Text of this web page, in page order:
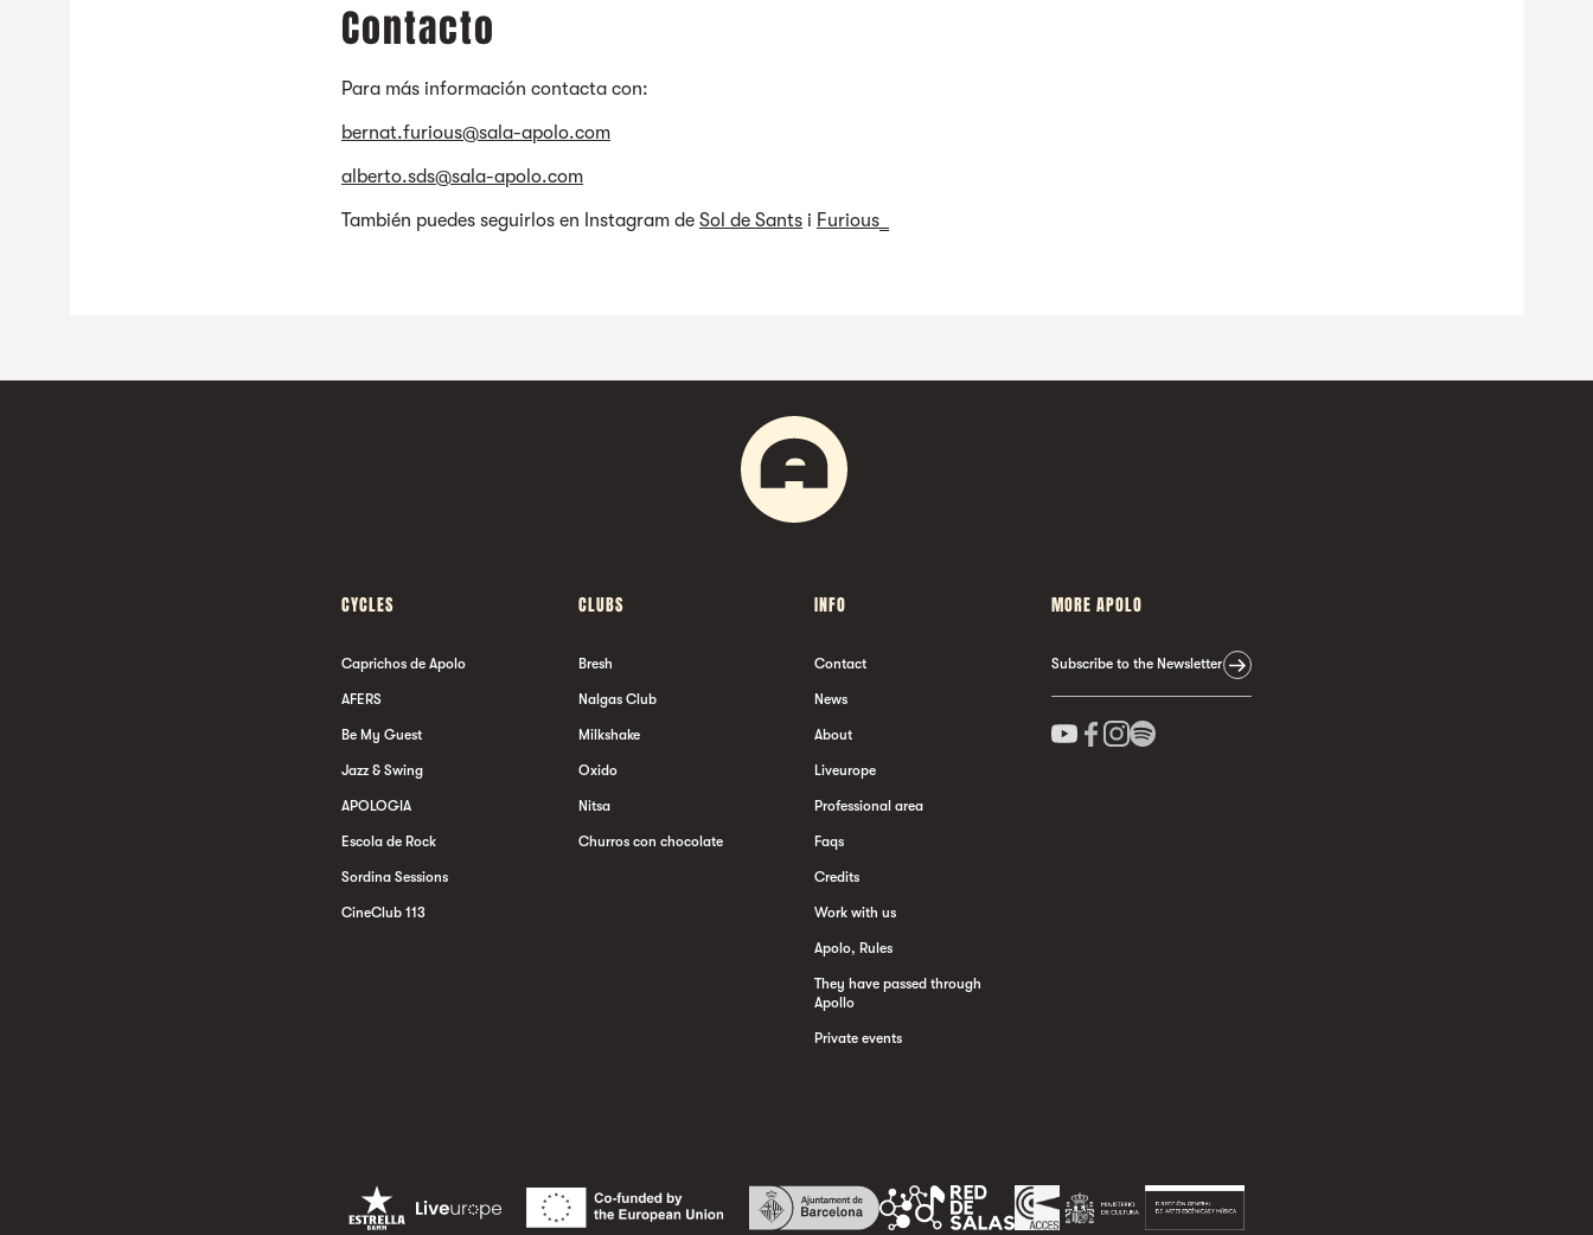
Contacto
Para más información contacta con:
bernat.furious@sala-apolo.com
alberto.sds@sala-apolo.com
También puedes seguirlos en Instagram de Sol de Sants i Furious_
CYCLES
Caprichos de Apolo
AFERS
Be My Guest
Jazz & Swing
APOLOGIA
Escola de Rock
Sordina Sessions
CineClub 113
CLUBS
Bresh
Nalgas Club
Milkshake
Oxido
Nitsa
Churros con chocolate
INFO
Contact
News
About
Liveurope
Professional area
Faqs
Credits
Work with us
Apolo, Rules
They have passed through
Apollo
Private events
MORE APOLO
Subscribe to the Newsletter